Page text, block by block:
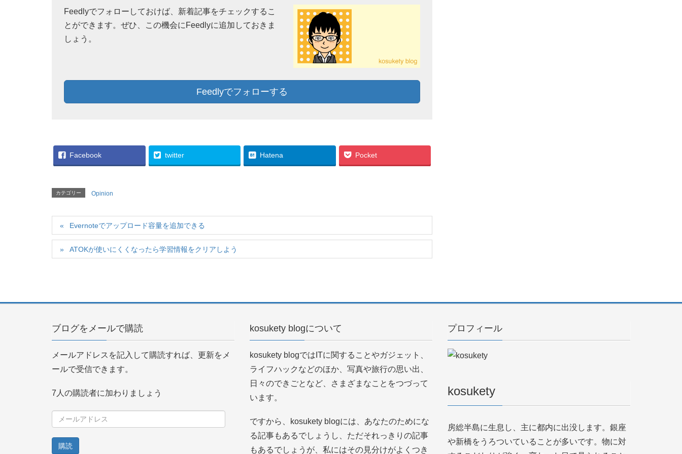
Feedlyでフォローしておけば、新着記事をチェックするこ
とができます。ぜひ、この機会にFeedlyに追加しておきま
しょう。
Feedlyでフォローする
Facebook twitter Hatena Pocket
カテゴリー Opinion
Evernoteでアップロード容量を追加できる
ATOKが使いにくくなったら学習情報をクリアしよう
ブログをメールで購読
メールアドレスを記入して購読すれば、更新をメ
ールで受信できます。
7人の購読者に加わりましょう
ル
kosukety blogについて
kosukety blogではITに関することやガジェット、
ライフハックなどのほか、写真や旅行の思い出、
日々のできごとなど、さまざまなことをつづって
います。
ですから、kosukety blogには、あなたのためにな
る記事もあるでしょうし、ただそれっきりの記事
もあるでしょうが、私にはその見分けがよくつき
プロフィール
kosukety
房総半島に生息し、主に都内に出没します。銀座
や新橋をうろついていることが多いです。物に対